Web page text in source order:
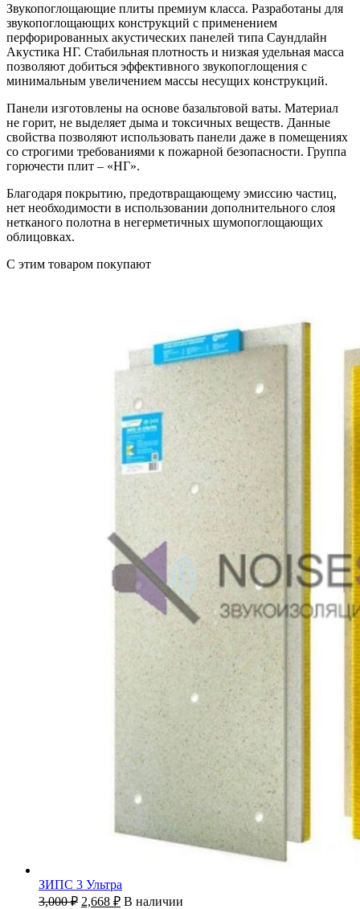
Звукопоглощающие плиты премиум класса. Разработаны для
звукопоглощающих конструкций с применением
перфорированных акустических панелей типа Саундлайн
Акустика НГ. Стабильная плотность и низкая удельная масса
позволяют добиться эффективного звукопоглощения с
минимальным увеличением массы несущих конструкций.
Панели изготовлены на основе базальтовой ваты. Материал
не горит, не выделяет дыма и токсичных веществ. Данные
свойства позволяют использовать панели даже в помещениях
со строгими требованиями к пожарной безопасности. Группа
горючести плит – «НГ».
Благодаря покрытию, предотвращающему эмиссию частиц,
нет необходимости в использовании дополнительного слоя
нетканого полотна в негерметичных шумопоглощающих
облицовках.
C этим товаром покупают
ЗИПС 3 Ультра
3,000₽ 2,668 ₽ В наличии